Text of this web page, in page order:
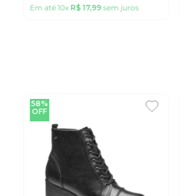
Em até10x R$ 17,99sem juros
58%
OFF